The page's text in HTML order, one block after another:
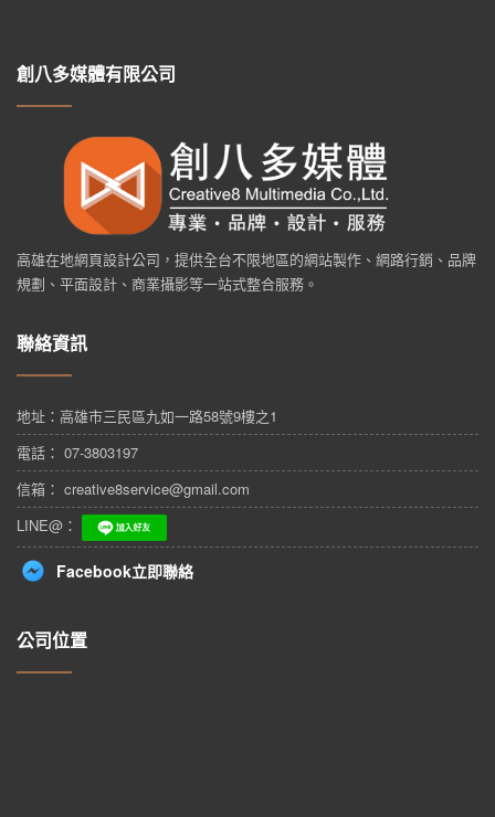
創八多媒體有限公司
高雄在地網頁設計公司，提供全台不限地區的網站製作、網路行銷、品牌
規劃、平面設計、商業攝影等一站式整合服務。
聯絡資訊
地址： 高雄市三民區九如一路58號9樓之1
電話： 07-3803197
信箱： creative8service@gmail.com
LINE@：
Facebook立即聯絡
公司位置